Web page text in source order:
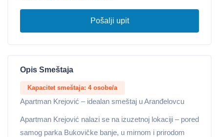
Pošalji upit
Opis Smeštaja
Kapacitet smeštaja: 4 osobe/a
Apartman Krejović – idealan smeštaj u Aranđelovcu
Apartman Krejović nalazi se na izuzetnoj lokaciji – pored
samog parka Bukovičke banje, u mirnom i prirodom